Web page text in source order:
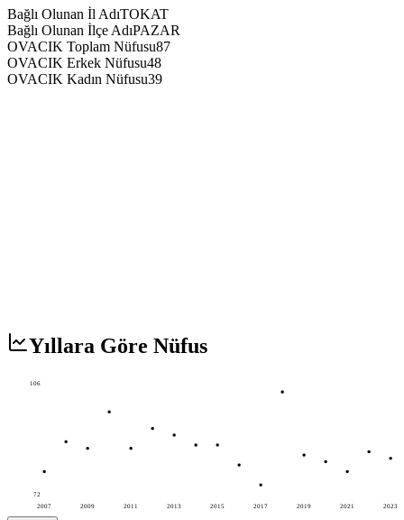
Bağlı Olunan İl AdıTOKAT
Bağlı Olunan İlçe AdıPAZAR
OVACIK Toplam Nüfusu87
OVACIK Erkek Nüfusu48
OVACIK Kadın Nüfusu39
Yıllara Göre Nüfus
2007 2009 2011 2013 2015 2017 2019 2021 2023
106
72